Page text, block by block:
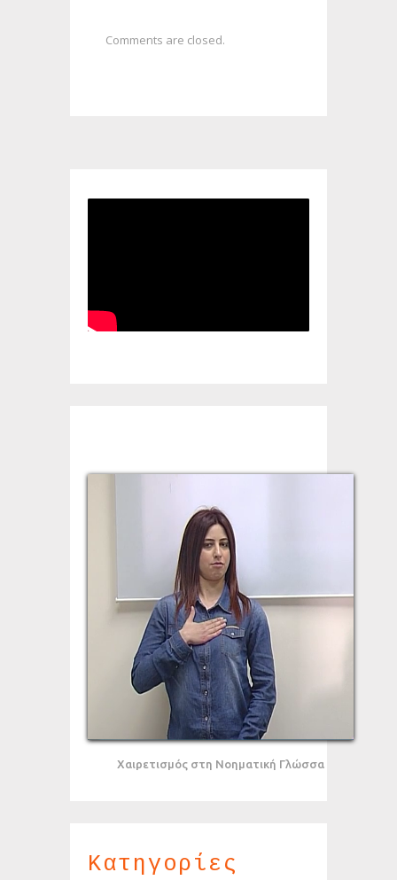
Comments are closed.
Χαιρετισμός στη Νοηματική Γλώσσα
Κατηγορίες